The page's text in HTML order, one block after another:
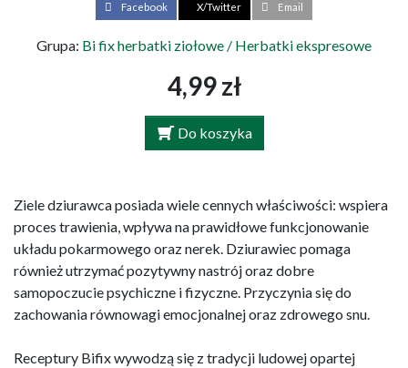
Facebook X/Twitter Email
Grupa: Bi fix herbatki ziołowe / Herbatki ekspresowe
4,99 zł
Do koszyka
Ziele dziurawca posiada wiele cennych właściwości: wspiera
proces trawienia, wpływa na prawidłowe funkcjonowanie
układu pokarmowego oraz nerek. Dziurawiec pomaga
również utrzymać pozytywny nastrój oraz dobre
samopoczucie psychiczne i fizyczne. Przyczynia się do
zachowania równowagi emocjonalnej oraz zdrowego snu.
Receptury Bifix wywodzą się z tradycji ludowej opartej